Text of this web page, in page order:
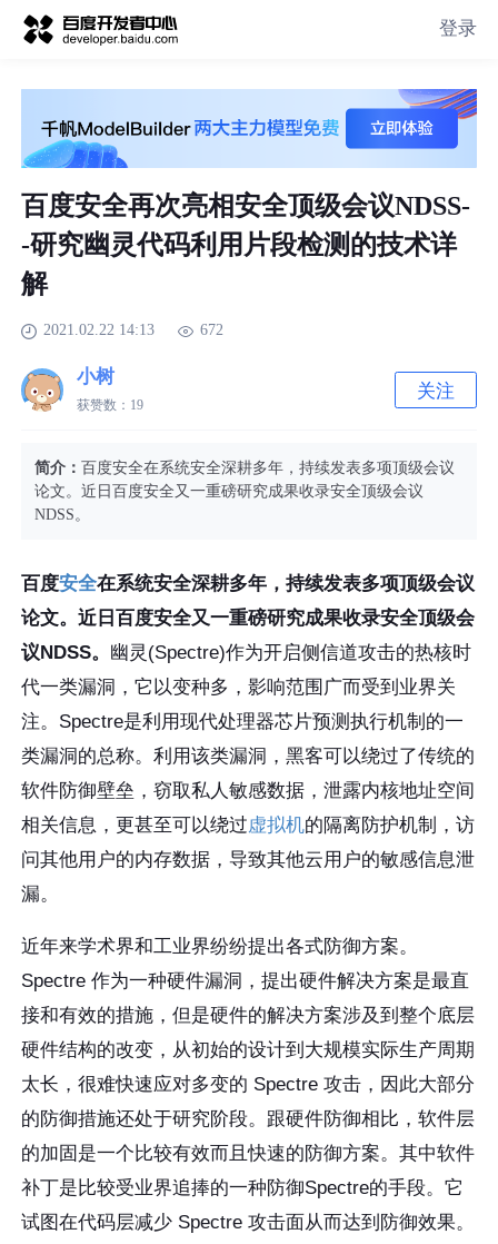
登录
百度安全再次亮相安全顶级会议NDSS-
-研究幽灵代码利用片段检测的技术详
解
2021.02.22 14:13 672
小树
获赞数： 19
关注
简介：百度安全在系统安全深耕多年，持续发表多项顶级会议
论文。近日百度安全又一重磅研究成果收录安全顶级会议
NDSS。
百度安全在系统安全深耕多年，持续发表多项顶级会议
论文。近日百度安全又一重磅研究成果收录安全顶级会
议NDSS。 幽灵(Spectre)作为开启侧信道攻击的热核时
代一类漏洞，它以变种多，影响范围广而受到业界关
注。Spectre是利用现代处理器芯片预测执行机制的一
类漏洞的总称。利用该类漏洞，黑客可以绕过了传统的
软件防御壁垒，窃取私人敏感数据，泄露内核地址空间
相关信息，更甚至可以绕过虚拟机的隔离防护机制，访
问其他用户的内存数据，导致其他云用户的敏感信息泄
漏。
近年来学术界和工业界纷纷提出各式防御方案。
Spectre 作为一种硬件漏洞，提出硬件解决方案是最直
接和有效的措施，但是硬件的解决方案涉及到整个底层
硬件结构的改变，从初始的设计到大规模实际生产周期
太长，很难快速应对多变的 Spectre 攻击，因此大部分
的防御措施还处于研究阶段。跟硬件防御相比，软件层
的加固是一个比较有效而且快速的防御方案。其中软件
补丁是比较受业界追捧的一种防御Spectre的手段。它
试图在代码层减少 Spectre 攻击面从而达到防御效果。